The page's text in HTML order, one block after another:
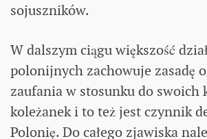
sojuszników.
W dalszym ciągu większość
polonijnych zachowuje zasadę
zaufania w stosunku do swoich
koleżanek i to też jest czynnik
Polonię. Do całego zjawiska